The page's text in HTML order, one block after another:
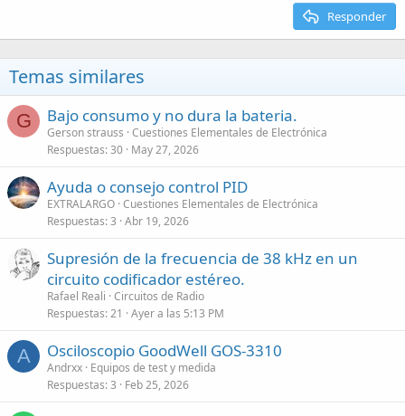
Responder
Temas similares
G Bajo consumo y no dura la bateria.
Gerson strauss Cuestiones Elementales de Electrónica
Respuestas 30 May 27, 2026
Ayuda o consejo control PID
EXTRALARGO Cuestiones Elementales de Electrónica
Respuestas 3 Abr 19, 2026
Supresión de la frecuencia de 38 kHz en un
circuito codificador estéreo.
Rafael Reali Circuitos de Radio
Respuestas 21 Ayer a las 5:13 PM
A Osciloscopio GoodWell GOS-3310
Andrxx Equipos de test y medida
Respuestas 3 Feb 25, 2026